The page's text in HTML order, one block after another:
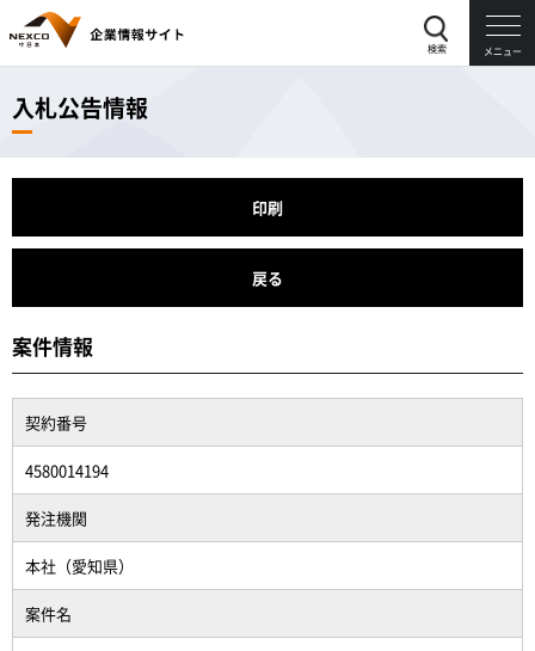
検索 メニュー
入札公告情報
印刷
戻る
案件情報
契約番号
4580014194
発注機関
本社（愛知県）
案件名